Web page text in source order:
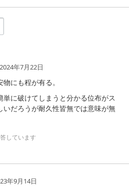
年7月22日
にも程が有る。
に破けてしまうと分かる位布がス
いだろうが耐久性皆無では意味が無
しています
年9月14日